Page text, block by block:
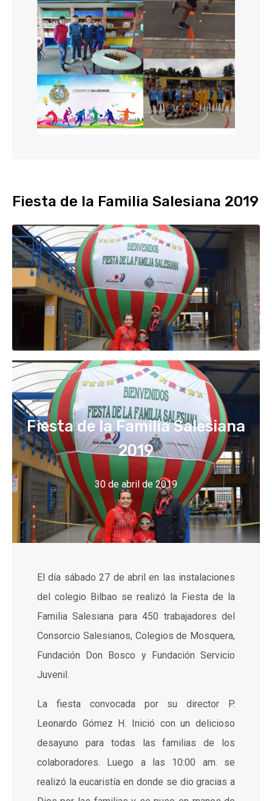
Fiesta de la Familia Salesiana 2019
Fiesta de la Familia Salesiana
2019
30 de abril de 2019
El día sábado 27 de abril en las instalaciones
del colegio Bilbao se realizó la Fiesta de la
Familia Salesiana para 450 trabajadores del
Consorcio Salesianos, Colegios de Mosquera,
Fundación Don Bosco y Fundación Servicio
Juvenil.
La fiesta convocada por su director P.
Leonardo Gómez H. Inició con un delicioso
desayuno para todas las familias de los
colaboradores. Luego a las 10:00 am. se
realizó la eucaristía en donde se dio gracias a